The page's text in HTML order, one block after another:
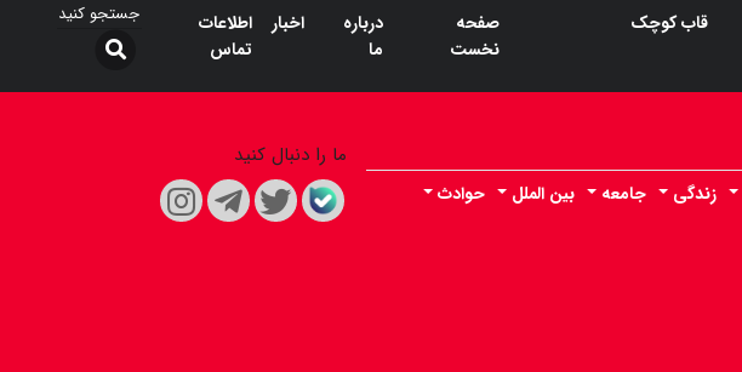
قاب کوچک
صفحه
نخست
درباره
ما
اخبار
اطلاعات
تماس
زندگی جامعه بین الملل
حوادث
ما را دنبال کنید